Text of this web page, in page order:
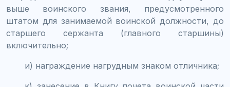
выше воинского звания, предусмотренного
штатом для занимаемой воинской должности, до
старшего сержанта (главного старшины)
включительно;
и) награждение нагрудным знаком отличника;